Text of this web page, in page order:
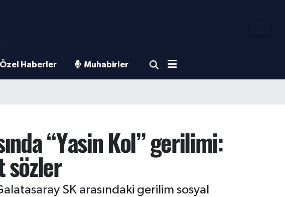
Özel Haberler Muhabirler
“Yasin Kol” gerilimi:
sözler
SK arasındaki gerilim sosyal